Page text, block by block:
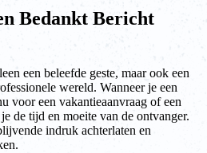
Bedankt Bericht
een beleefde geste, maar ook een
wereld. Wanneer je een
voor een vakantieaanvraag of een
de tijd en moeite van de ontvanger.
indruk achterlaten en